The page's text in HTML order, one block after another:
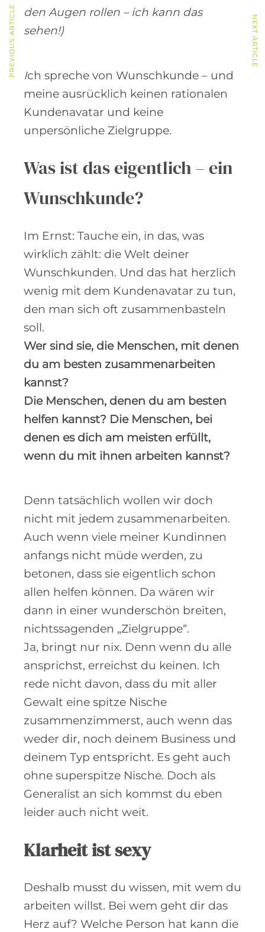
den Augen rollen – ich kann das
sehen!)
Ich spreche von Wunschkunde – und
meine ausrücklich keinen rationalen
Kundenavatar und keine
unpersönliche Zielgruppe.
Was ist das eigentlich – ein
Wunschkunde?
Im Ernst: Tauche ein, in das, was
wirklich zählt: die Welt deiner
Wunschkunden. Und das hat herzlich
wenig mit dem Kundenavatar zu tun,
den man sich oft zusammenbasteln
soll.
Wer sind sie, die Menschen, mit denen
du am besten zusammenarbeiten
kannst?
Die Menschen, denen du am besten
helfen kannst? Die Menschen, bei
denen es dich am meisten erfüllt,
wenn du mit ihnen arbeiten kannst?
Denn tatsächlich wollen wir doch
nicht mit jedem zusammenarbeiten.
Auch wenn viele meiner Kundinnen
anfangs nicht müde werden, zu
betonen, dass sie eigentlich schon
allen helfen können. Da wären wir
dann in einer wunderschön breiten,
nichtssagenden „Zielgruppe“.
Ja, bringt nur nix. Denn wenn du alle
ansprichst, erreichst du keinen. Ich
rede nicht davon, dass du mit aller
Gewalt eine spitze Nische
zusammenzimmerst, auch wenn das
weder dir, noch deinem Business und
deinem Typ entspricht. Es geht auch
ohne superspitze Nische. Doch als
Generalist an sich kommst du eben
leider auch nicht weit.
Klarheit ist sexy
Deshalb musst du wissen, mit wem du
arbeiten willst. Bei wem geht dir das
Herz auf? Welche Person hat kann die
PREVIOUS ARTICLE NEXT ARTICLE